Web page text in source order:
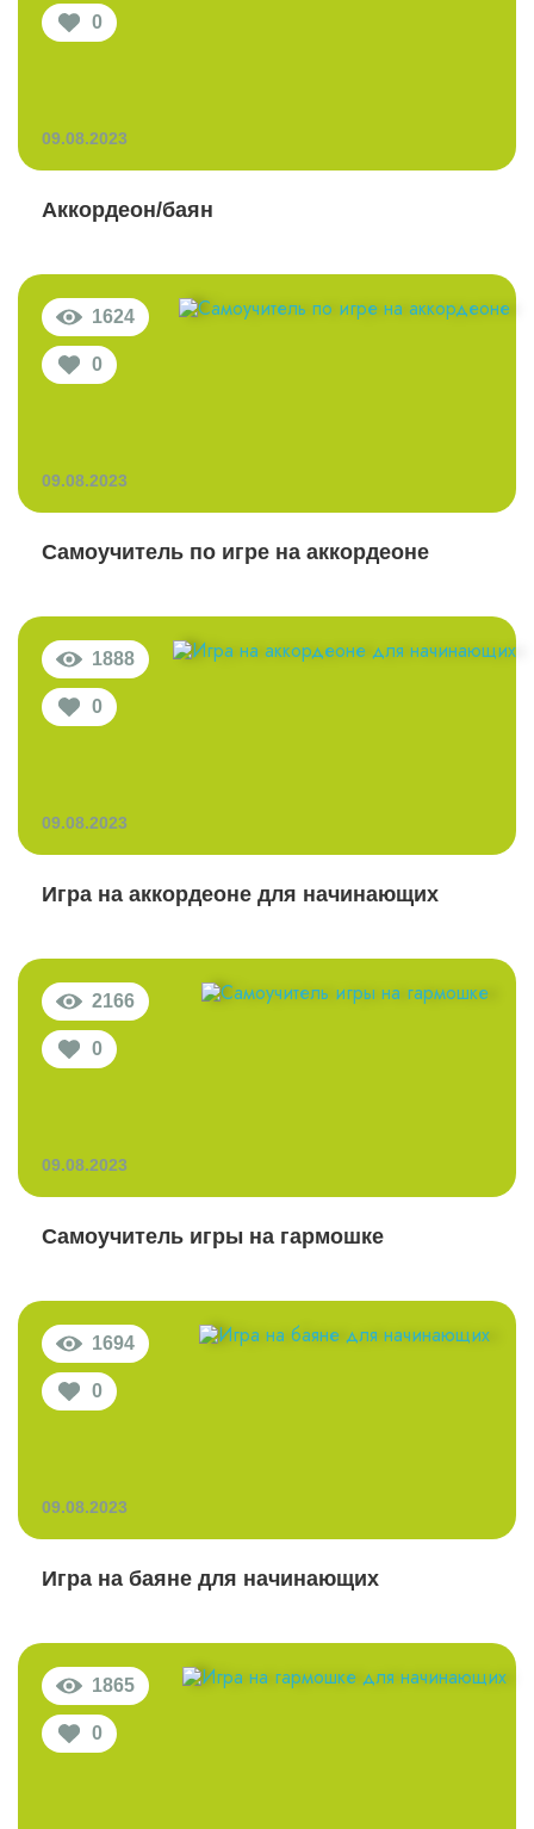
0
09.08.2023
Аккордеон/баян
1624
0
09.08.2023
Самоучитель по игре на аккордеоне
1888
0
09.08.2023
Игра на аккордеоне для начинающих
2166
0
09.08.2023
Самоучитель игры на гармошке
1694
0
09.08.2023
Игра на баяне для начинающих
1865
0